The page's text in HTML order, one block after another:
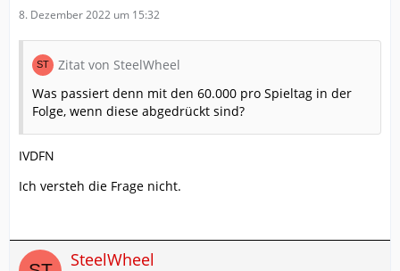
8. Dezember 2022 um 15:32
Zitat von SteelWheel
Was passiert denn mit den 60.000 pro Spieltag in der
Folge, wenn diese abgedrückt sind?
IVDFN
Ich versteh die Frage nicht.
SteelWheel